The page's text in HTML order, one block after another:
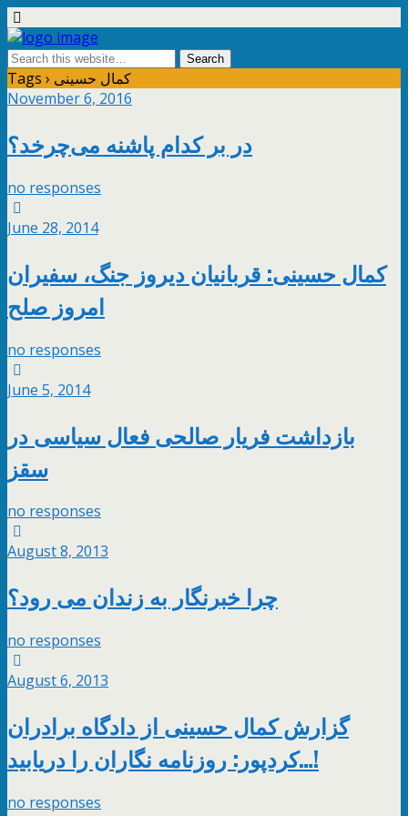
Tags › کمال حسینی
November 6, 2016
در بر کدام پاشنه می‌چرخد؟
no responses
June 28, 2014
کمال حسینی: قربانیان دیروز جنگ، سفیران
امروز صلح
no responses
June 5, 2014
بازداشت فریار صالحی فعال سیاسی در
سقز
no responses
August 8, 2013
چرا خبرنگار به زندان می رود؟
no responses
August 6, 2013
گزارش کمال حسینی از دادگاه برادران
کردپور: روزنامه نگاران را دریابید…!
no responses